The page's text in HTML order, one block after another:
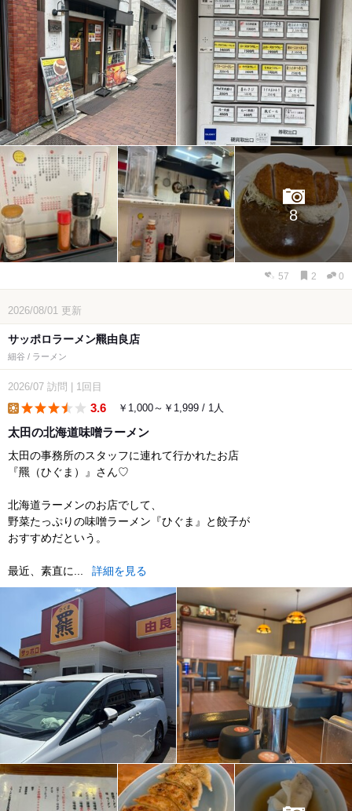
8
57 2 0
2026/08/01 更新
サッポロラーメン羆由良店
細谷 / ラーメン
2026/07 訪問 1回目
3.6 ￥1,000～￥1,999 / 1人
太田の北海道味噌ラーメン
太田の事務所のスタッフに連れて行かれたお店
『羆（ひぐま）』さん♡
北海道ラーメンのお店でして、
野菜たっぷりの味噌ラーメン『ひぐま』と餃子が
おすすめだという。
最近、素直に... 詳細を見る